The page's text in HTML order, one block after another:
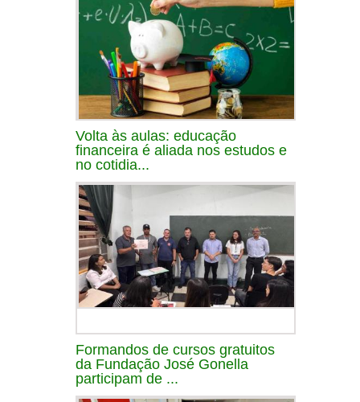
Volta às aulas: educação
financeira é aliada nos estudos e
no cotidia...
Formandos de cursos gratuitos
da Fundação José Gonella
participam de ...